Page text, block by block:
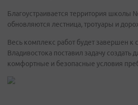
Благоустраивается территория школы
обновляются лестница, тротуары и
Весь комплекс работ будет завершен к
Владивостока поставил задачу создать
комфортные и безопасные условия